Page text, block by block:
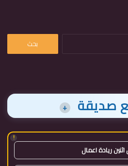
البحث
صديقة +
!
ريادة اعمال